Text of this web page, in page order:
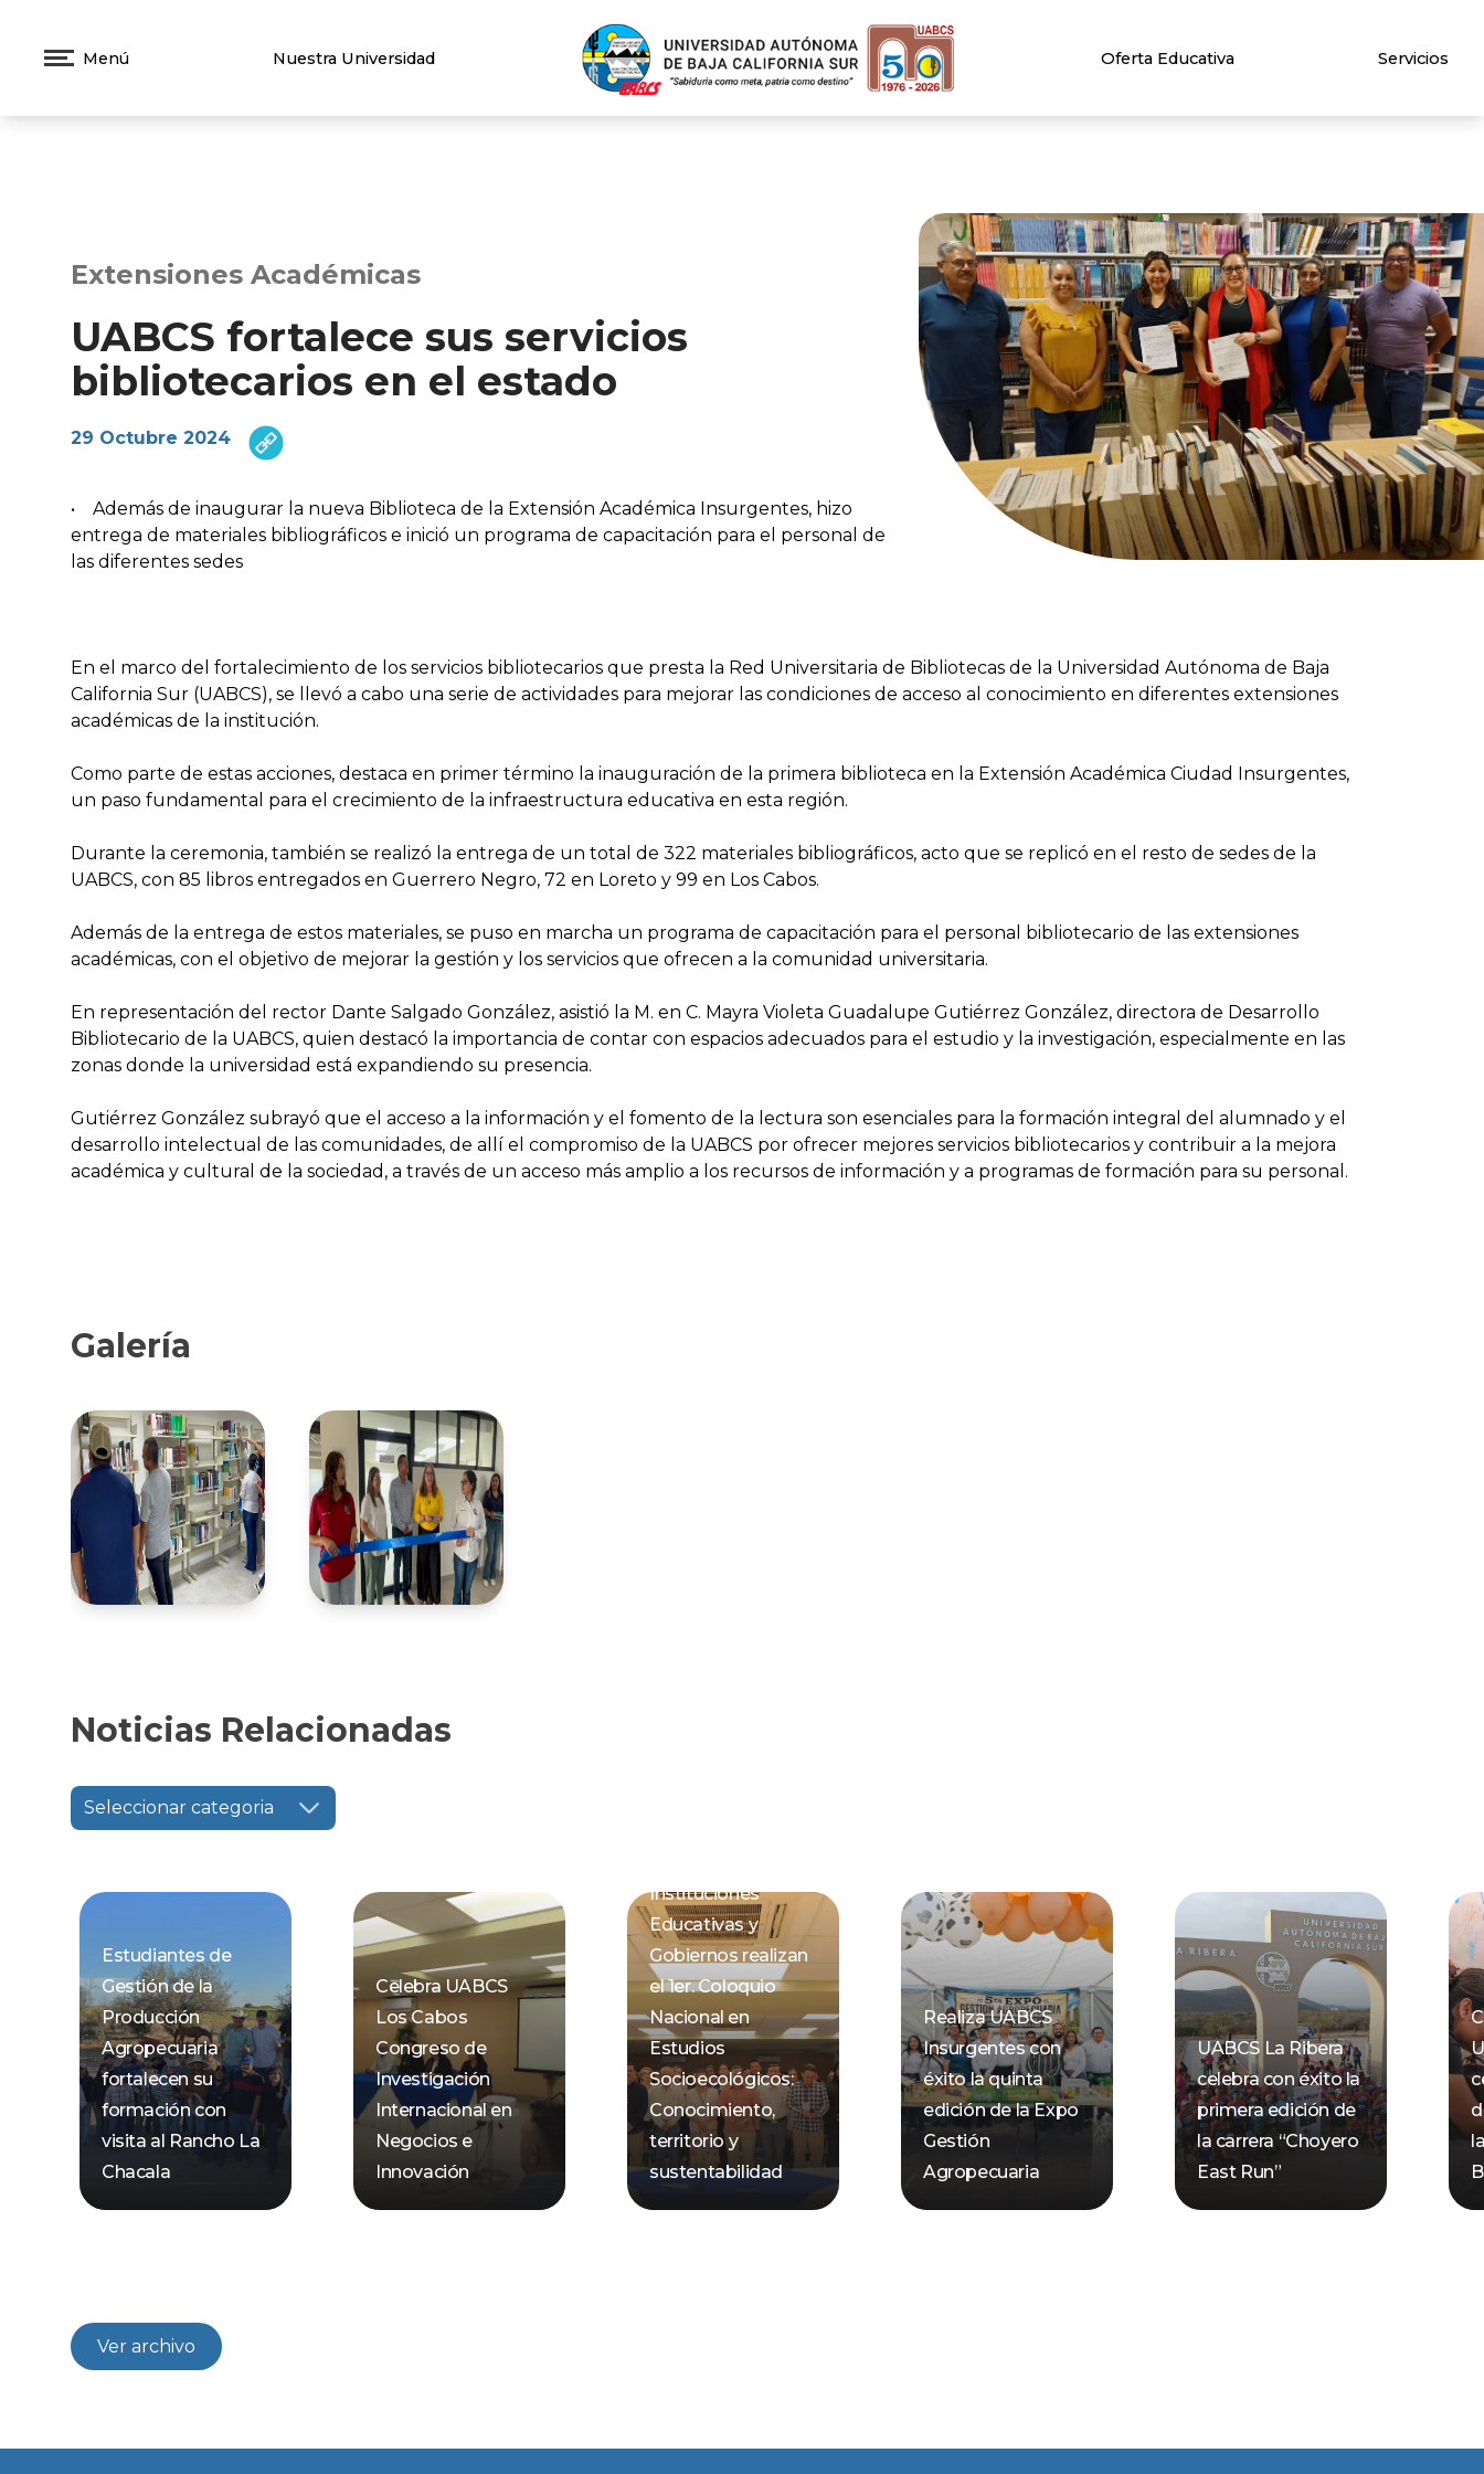
Menú Nuestra Universidad Oferta Educativa Servicios
Extensiones Académicas
UABCS fortalece sus servicios
bibliotecarios en el estado
29 Octubre 2024
• Además de inaugurar la nueva Biblioteca de la Extensión Académica Insurgentes, hizo
entrega de materiales bibliográficos e inició un programa de capacitación para el personal de
las diferentes sedes
En el marco del fortalecimiento de los servicios bibliotecarios que presta la Red Universitaria de Bibliotecas de la Universidad Autónoma de Baja
California Sur (UABCS), se llevó a cabo una serie de actividades para mejorar las condiciones de acceso al conocimiento en diferentes extensiones
académicas de la institución.
Como parte de estas acciones, destaca en primer término la inauguración de la primera biblioteca en la Extensión Académica Ciudad Insurgentes,
un paso fundamental para el crecimiento de la infraestructura educativa en esta región.
Durante la ceremonia, también se realizó la entrega de un total de 322 materiales bibliográficos, acto que se replicó en el resto de sedes de la
UABCS, con 85 libros entregados en Guerrero Negro, 72 en Loreto y 99 en Los Cabos.
Además de la entrega de estos materiales, se puso en marcha un programa de capacitación para el personal bibliotecario de las extensiones
académicas, con el objetivo de mejorar la gestión y los servicios que ofrecen a la comunidad universitaria.
En representación del rector Dante Salgado González, asistió la M. en C. Mayra Violeta Guadalupe Gutiérrez González, directora de Desarrollo
Bibliotecario de la UABCS, quien destacó la importancia de contar con espacios adecuados para el estudio y la investigación, especialmente en las
zonas donde la universidad está expandiendo su presencia.
Gutiérrez González subrayó que el acceso a la información y el fomento de la lectura son esenciales para la formación integral del alumnado y el
desarrollo intelectual de las comunidades, de allí el compromiso de la UABCS por ofrecer mejores servicios bibliotecarios y contribuir a la mejora
académica y cultural de la sociedad, a través de un acceso más amplio a los recursos de información y a programas de formación para su personal.
Galería
Noticias Relacionadas
Seleccionar categoria
Estudiantes de
Gestión de la
Producción
Agropecuaria
fortalecen su
formación con
visita al Rancho La
Chacala
Celebra UABCS
Los Cabos
Congreso de
Investigación
Internacional en
Negocios e
Innovación
Instituciones
Educativas y
Gobiernos realizan
el 1er. Coloquio
Nacional en
Estudios
Socioecológicos:
Conocimiento,
territorio y
sustentabilidad
Realiza UABCS
Insurgentes con
éxito la quinta
edición de la Expo
Gestión
Agropecuaria
UABCS La Ribera
celebra con éxito la
primera edición de
la carrera “Choyero
East Run”
Ver archivo